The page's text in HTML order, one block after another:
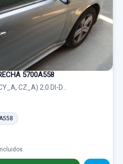
5700A558
CZ_A) 2.0 DI-D...